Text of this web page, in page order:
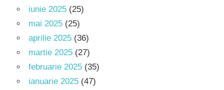
iunie 2025 (25)
mai 2025 (25)
aprilie 2025 (36)
martie 2025 (27)
februarie 2025 (35)
ianuarie 2025 (47)